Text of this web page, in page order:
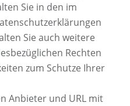
Sie in den im
Sie auch weitere
Rechten
zum Schutze Ihrer
Anbieter und URL mit